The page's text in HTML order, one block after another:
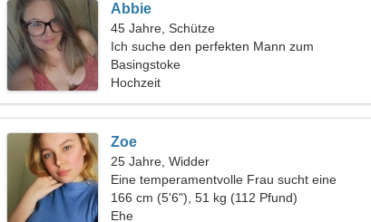
Abbie
45 Jahre, Schütze
Ich suche den perfekten Mann zum
gemeinsamen Skifahren
Basingstoke
Hochzeit
Zoe
25 Jahre, Widder
Eine temperamentvolle Frau sucht eine
leidenschaftliche Beziehung
166 cm (5'6"), 51 kg (112 Pfund)
Ehe